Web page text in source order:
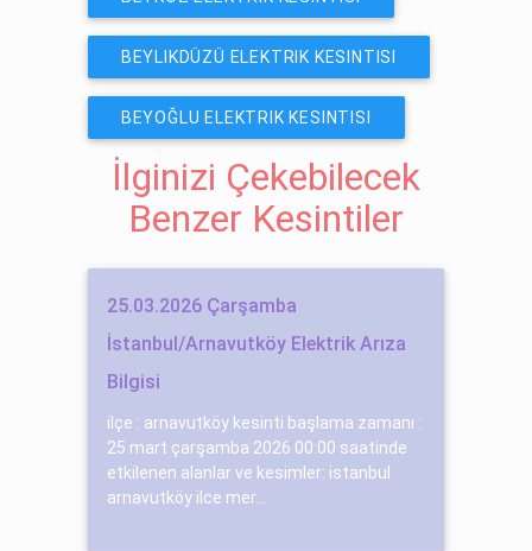
BEYLIKDÜZÜ ELEKTRIK KESINTISI
BEYOĞLU ELEKTRIK KESINTISI
İlginizi Çekebilecek
Benzer Kesintiler
25.03.2026 Çarşamba
İstanbul/Arnavutköy Elektrik Arıza
Bilgisi
ilçe : arnavutköy kesinti başlama zamanı :
25 mart çarşamba 2026 00:00 saatinde
etkilenen alanlar ve kesimler: istanbul
arnavutköy ilce mer...